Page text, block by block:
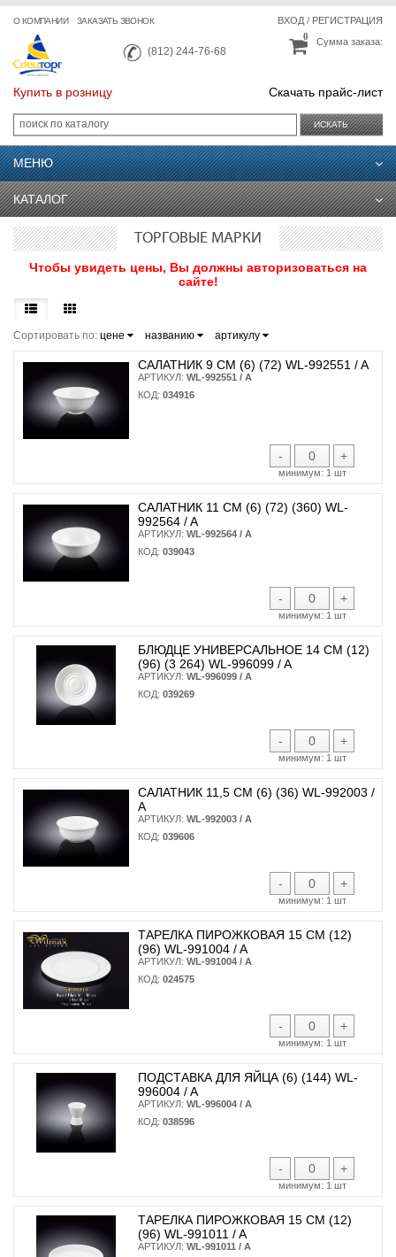
О КОМПАНИИ ЗАКАЗАТЬ ЗВОНОК
(812) 244-76-68
ВХОД/ РЕГИСТРАЦИЯ
Сумма заказа:
0
Купить в розницу Скачать прайс-лист
ИСКАТЬ
МЕНЮ
КАТАЛОГ
ТОРГОВЫЕ МАРКИ
Чтобы увидеть цены, Вы должны авторизоваться на
сайте!
Сортировать по: цене названию артикулу
САЛАТНИК 9 СМ (6) (72) WL-992551 / A
АРТИКУЛ: WL-992551 / A
КОД: 034916
- +
минимум: 1 шт
САЛАТНИК 11 СМ (6) (72) (360) WL-
992564 / A
АРТИКУЛ: WL-992564 / A
КОД: 039043
- +
минимум: 1 шт
БЛЮДЦЕ УНИВЕРСАЛЬНОЕ 14 СМ (12)
(96) (3 264) WL-996099 / A
АРТИКУЛ: WL-996099 / A
КОД: 039269
- +
минимум: 1 шт
САЛАТНИК 11,5 СМ (6) (36) WL-992003 /
A
АРТИКУЛ: WL-992003 / A
КОД: 039606
- +
минимум: 1 шт
ТАРЕЛКА ПИРОЖКОВАЯ 15 СМ (12)
(96) WL-991004 / A
АРТИКУЛ: WL-991004 / A
КОД: 024575
- +
минимум: 1 шт
ПОДСТАВКА ДЛЯ ЯЙЦА (6) (144) WL-
996004 / A
АРТИКУЛ: WL-996004 / A
КОД: 038596
- +
минимум: 1 шт
ТАРЕЛКА ПИРОЖКОВАЯ 15 СМ (12)
(96) WL-991011 / A
АРТИКУЛ: WL-991011 / A